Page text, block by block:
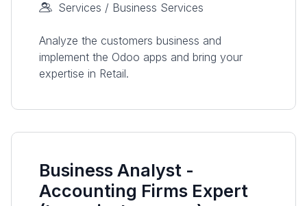
Services / Business Services
Analyze the customers business and
implement the Odoo apps and bring your
expertise in Retail.
Business Analyst -
Accounting Firms Expert